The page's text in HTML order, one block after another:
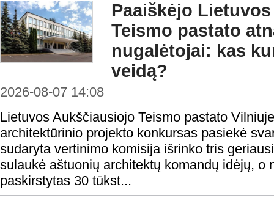
Paaiškėjo
Teismo pastato
nugalėtojai: kas
veidą?
2026-08-07 14:08
Lietuvos Aukščiausiojo Teismo pastato
architektūrinio projekto konkursas pasiekė
sudaryta vertinimo komisija išrinko tris
sulaukė aštuonių architektų komandų idėjų, o
paskirstytas 30 tūkst...